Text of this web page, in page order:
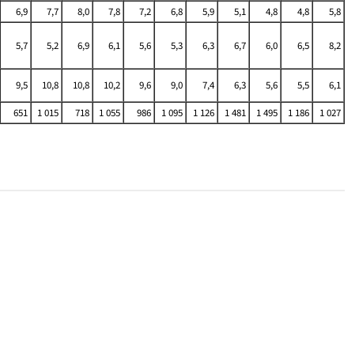
6,9 7,7 8,0 7,8 7,2 6,8 5,9 5,1 4,8 4,8
5,8
5,7 5,2 6,9 6,1 5,6 5,3 6,3 6,7 6,0 6,5 8,2
9,5 10,8 10,8 10,2 9,6 9,0 7,4 6,3 5,6 5,5
6,1
651 1 015 718 1 055 986 1 095 1 126 1 481 1 495 1 186 1 027